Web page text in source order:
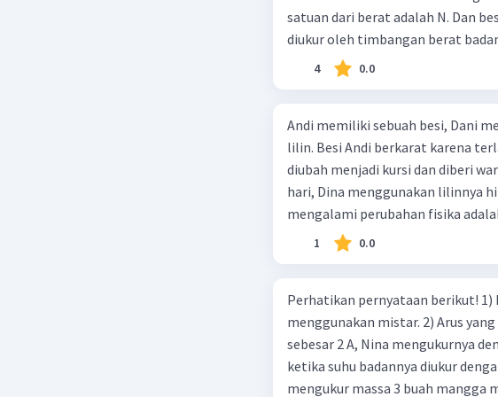
satuan dari berat adalah N. Dan
diukur oleh timbangan berat
4 0.0
Andi memiliki sebuah besi, Dani
lilin. Besi Andi berkarat karena
diubah menjadi kursi dan diberi
hari, Dina menggunakan lilinnya
mengalami perubahan fisika
1 0.0
Perhatikan pernyataan berikut! 1)
menggunakan mistar. 2) Arus
sebesar 2 A, Nina mengukurnya
ketika suhu badannya diukur
mengukur massa 3 buah mangga